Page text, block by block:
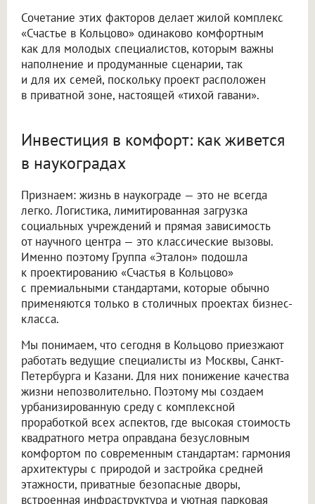
Сочетание этих факторов делает жилой комплекс
«Счастье в Кольцово» одинаково комфортным
как для молодых специалистов, которым важны
наполнение и продуманные сценарии, так
и для их семей, поскольку проект расположен
в приватной зоне, настоящей «тихой гавани».
Инвестиция в комфорт: как живется
в наукоградах
Признаем: жизнь в наукограде — это не всегда
легко. Логистика, лимитированная загрузка
социальных учреждений и прямая зависимость
от научного центра — это классические вызовы.
Именно поэтому Группа «Эталон» подошла
к проектированию «Счастья в Кольцово»
с премиальными стандартами, которые обычно
применяются только в столичных проектах бизнес-
класса.
Мы понимаем, что сегодня в Кольцово приезжают
работать ведущие специалисты из Москвы, Санкт-
Петербурга и Казани. Для них понижение качества
жизни непозволительно. Поэтому мы создаем
урбанизированную среду с комплексной
проработкой всех аспектов, где высокая стоимость
квадратного метра оправдана безусловным
комфортом по современным стандартам: гармония
архитектуры с природой и застройка средней
этажности, приватные безопасные дворы,
встроенная инфраструктура и уютная парковая